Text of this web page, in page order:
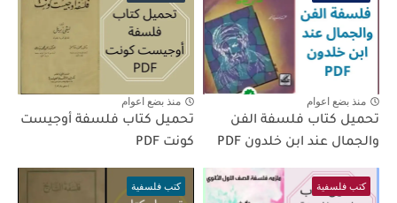
منذ بضع اعوام
تحميل كتاب فلسفة الفن
والجمال عند ابن خلدون PDF
منذ بضع اعوام
تحميل كتاب فلسفة أوجيست
كونت PDF
كتب فلسفية كتب فلسفية